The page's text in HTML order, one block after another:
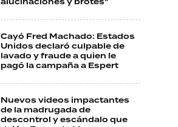
Cayó Fred Machado: Estados
Unidos declaró culpable de
lavado y fraude a quien le
pagó la campaña a Espert
Nuevos videos impactantes
de la madrugada de
descontrol y escándalo que